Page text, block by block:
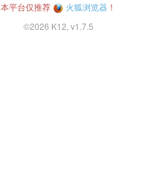
本平台仅推荐 火狐浏览器 ！
©2026 K12, v1.7.5